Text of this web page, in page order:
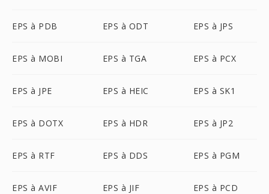
EPS à PDB EPS à ODT EPS à JPS
EPS à MOBI EPS à TGA EPS à PCX
EPS à JPE EPS à HEIC EPS à SK1
EPS à DOTX EPS à HDR EPS à JP2
EPS à RTF EPS à DDS EPS à PGM
EPS à AVIF EPS à JIF EPS à PCD